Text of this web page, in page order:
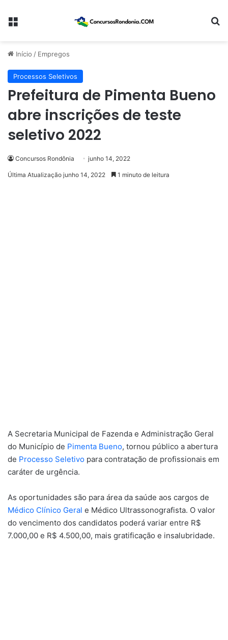
Menu
Início / Empregos
Processos Seletivos
Prefeitura de Pimenta Bueno
abre inscrições de teste
seletivo 2022
Concursos Rondônia junho 14, 2022
Última Atualização junho 14, 2022 1 minuto de leitura
A Secretaria Municipal de Fazenda e Administração Geral
do Município de Pimenta Bueno, tornou público a abertura
de Processo Seletivo para contratação de profissionais em
caráter de urgência.
As oportunidades são para área da saúde aos cargos de
Médico Clínico Geral e Médico Ultrassonografista. O valor
do vencimento dos candidatos poderá variar entre R$
7.000,00 e R$ 4.500,00, mais gratificação e insalubridade.